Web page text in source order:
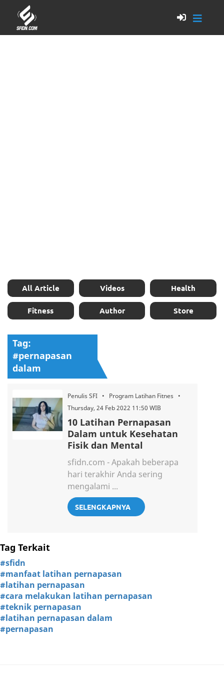
All Article Videos Health
Fitness Author Store
Tag:
#pernapasan
dalam
Penulis SFI • Program Latihan Fitnes •
Thursday, 24 Feb 2022 11:50 WIB
10 Latihan Pernapasan
Dalam untuk Kesehatan
Fisik dan Mental
sfidn.com - Apakah beberapa
hari terakhir Anda sering
mengalami ...
SELENGKAPNYA
Tag Terkait
#sfidn
#manfaat latihan pernapasan
#latihan pernapasan
#cara melakukan latihan pernapasan
#teknik pernapasan
#latihan pernapasan dalam
#pernapasan